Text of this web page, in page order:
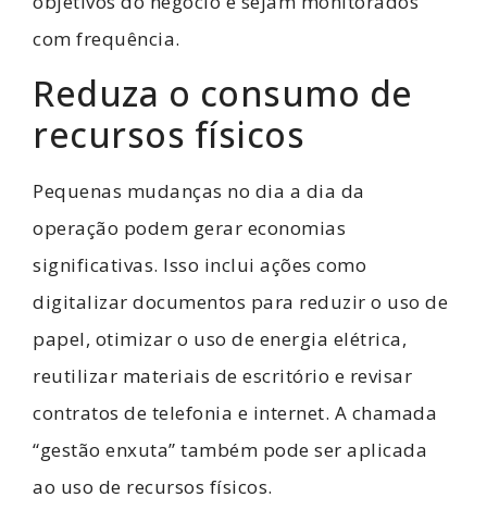
com frequência.
Reduza o consumo de
recursos físicos
Pequenas mudanças no dia a dia da
operação podem gerar economias
significativas. Isso inclui ações como
digitalizar documentos para reduzir o uso de
papel, otimizar o uso de energia elétrica,
reutilizar materiais de escritório e revisar
contratos de telefonia e internet. A chamada
“gestão enxuta” também pode ser aplicada
ao uso de recursos físicos.